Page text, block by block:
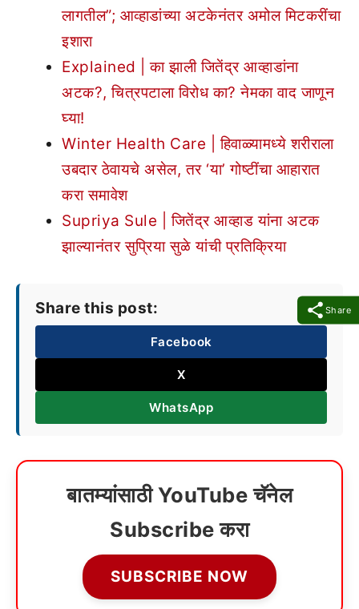
Share
लागतील”; आव्हाडांच्या अटकेनंतर अमोल मिटकरींचा
इशारा
Explained | का झाली जितेंद्र आव्हाडांना
अटक?, चित्रपटाला विरोध का? नेमका वाद जाणून
घ्या!
Winter Health Care | हिवाळ्यामध्ये शरीराला
उबदार ठेवायचे असेल, तर ‘या’ गोष्टींचा आहारात
करा समावेश
Supriya Sule | जितेंद्र आव्हाड यांना अटक
झाल्यानंतर सुप्रिया सुळे यांची प्रतिक्रिया
Share this post:
Facebook
X
WhatsApp
बातम्यांसाठी YouTube चॅनेल
Subscribe करा
SUBSCRIBE NOW